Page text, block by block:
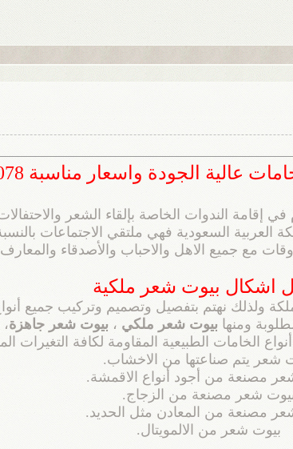
الجودة واسعار مناسبة 0552745078
إقامة الندوات الخاصة بإلقاء الشعر
العربية السعودية فهي ملتقي الاجتماعات
مع جميع الاهل والاحباب والأصدقاء
اشكال بيوت شعر ملكية
ولذلك نهتم بتفصيل وتصميم وتركيب جميع
ومنها بيوت شعر ملكي ، بيوت شعر جاهزة،
الخامات الطبيعية المقاومة لكافة التغيرات
شعر يتم صناعتها من الاخشاب.
مصنعة من أجود أنواع الاقمشة.
شعر مصنعة من الزجاج.
مصنعة من المعادن مثل الحديد.
بيوت شعر من الالمويتال.